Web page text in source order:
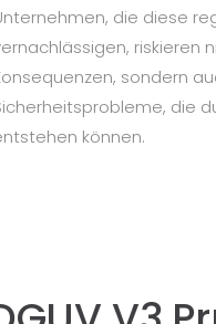
die diese
riskieren
sondern
die
können.